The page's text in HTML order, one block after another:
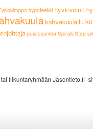
hypoteekki hyvinvointi
kahvakuulailu
puistozumba Spirals Step
liikuntaryhmään Jäsentieto.fi -